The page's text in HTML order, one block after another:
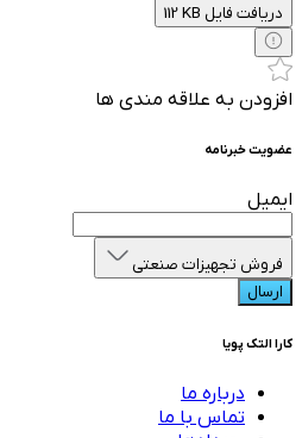
112 KB دریافت فایل
افزودن به علاقه مندی ها
عضویت خبرنامه
ایمیل
فروش تجهیزات صنعتی
ارسال
کارا التک پویا
درباره ما
تماس با ما